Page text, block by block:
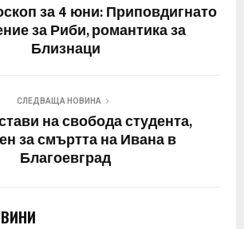
за 4 юни: Приповдигнато
за Риби, романтика за
Близнаци
СЛЕДВАЩА НОВИНА
на свобода студента,
за смъртта на Ивана в
Благоевград